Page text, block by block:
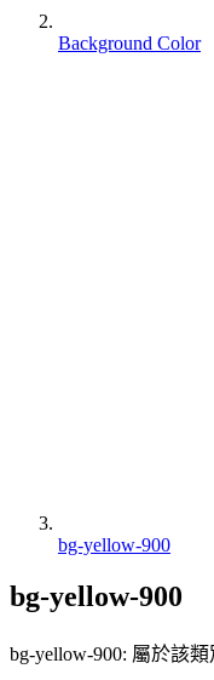
Background Color
bg-yellow-900
bg-yellow-900
bg-yellow-900: 屬於該類